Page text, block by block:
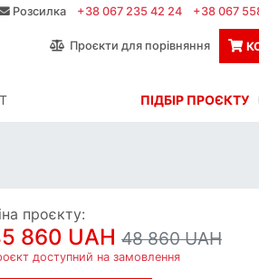
Розсилка +38 067 235 42 24 +38 067
Проєкти для порівняння
ПІДБІР ПРОЄКТУ
проєкту:
860 UAH 48 860 UAH
доступний на замовлення